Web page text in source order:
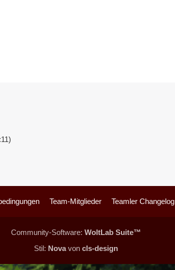
)
Team-Mitglieder Teamler Changelog
Community-Software: WoltLab Suite™
Stil: Novavon cls-design